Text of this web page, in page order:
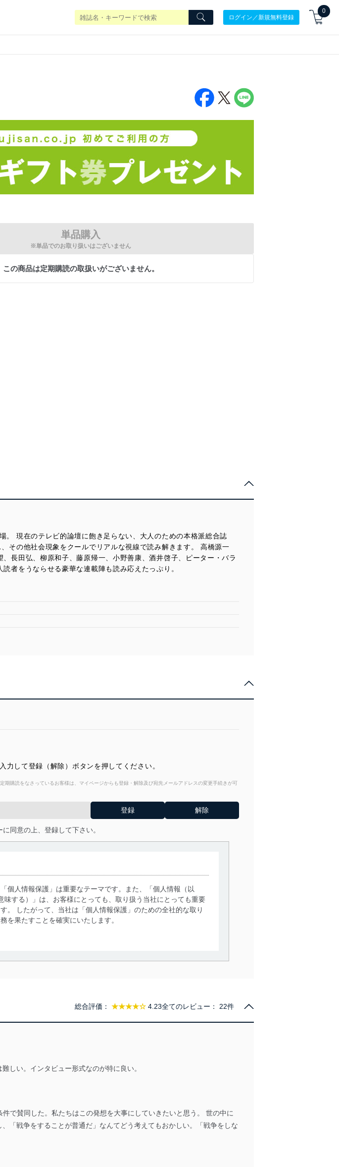
ログイン／新規無料登録
0
単品購入
※単品でのお取り扱いはございません
この商品は定期購読の取扱いがございません。
現在のテレビ的論壇に飽き足らない、大人のための本格派総合誌
その他社会現象をクールでリアルな視線で読み解きます。 高橋源一
長田弘、柳原和子、藤原帰一、小野善康、酒井啓子、ピーター・バラ
者をうならせる豪華な連載陣も読み応えたっぷり。
して登録（解除）ボタンを押してください。
購読をなさっているお客様は、マイページからも登録・解除及び宛先メールアドレスの変更手続きが可
同意の上、登録して下さい。
個人情報保護」は重要なテーマです。また、「個人情報（以
する）」は、お客様にとっても、取り扱う当社にとっても重要
。 したがって、当社は「個人情報保護」のための全社的な取り
を果たすことを確実にいたします。
明確にし、本人の同意を得たうえで利用目的の達成に必要な範
扱う従業者を明確化し、 個人データへの不要なアクセスを防止
総合評価： ★★★★☆ 4.23全てのレビュー： 22件
しい。インタビュー形式なのが特に良い。
で賛同した。私たちはこの発想を大事にしていきたいと思う。 世の中に
「戦争をすることが普通だ」なんてどう考えてもおかしい。「戦争をしな